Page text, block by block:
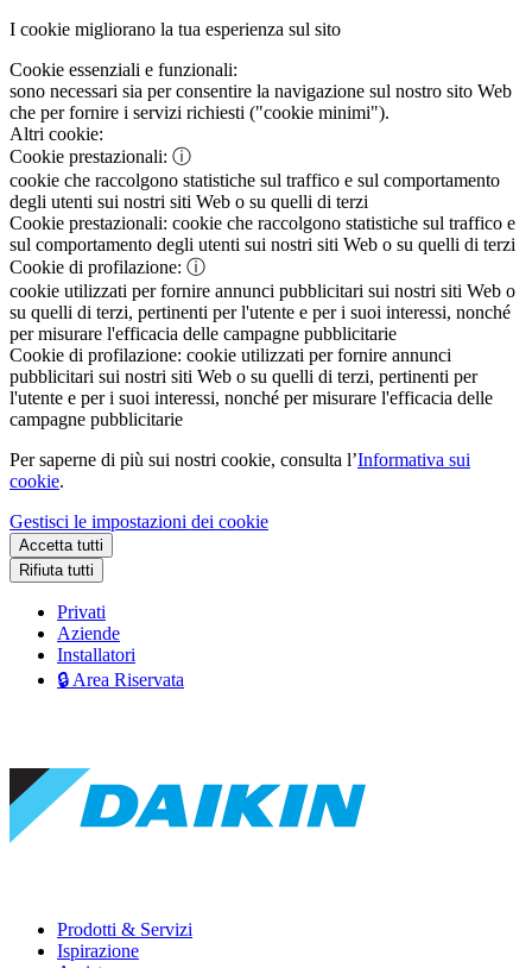
I cookie migliorano la tua esperienza sul sito
Cookie essenziali e funzionali:
sono necessari sia per consentire la navigazione sul nostro sito Web
che per fornire i servizi richiesti ("cookie minimi").
Altri cookie:
Cookie prestazionali: ⓘ
cookie che raccolgono statistiche sul traffico e sul comportamento
degli utenti sui nostri siti Web o su quelli di terzi
Cookie prestazionali: cookie che raccolgono statistiche sul traffico e
sul comportamento degli utenti sui nostri siti Web o su quelli di terzi
Cookie di profilazione: ⓘ
cookie utilizzati per fornire annunci pubblicitari sui nostri siti Web o
su quelli di terzi, pertinenti per l'utente e per i suoi interessi, nonché
per misurare l'efficacia delle campagne pubblicitarie
Cookie di profilazione: cookie utilizzati per fornire annunci
pubblicitari sui nostri siti Web o su quelli di terzi, pertinenti per
l'utente e per i suoi interessi, nonché per misurare l'efficacia delle
campagne pubblicitarie
Per saperne di più sui nostri cookie, consulta l’Informativa sui
cookie.
Gestisci le impostazioni dei cookie
Accetta tutti
Rifiuta tutti
Privati
Aziende
Installatori
🔒 Area Riservata
Prodotti & Servizi
Ispirazione